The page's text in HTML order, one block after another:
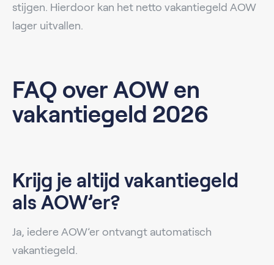
stijgen. Hierdoor kan het netto vakantiegeld AOW
lager uitvallen.
FAQ over AOW en
vakantiegeld 2026
Krijg je altijd vakantiegeld
als AOW’er?
Ja, iedere AOW’er ontvangt automatisch
vakantiegeld.